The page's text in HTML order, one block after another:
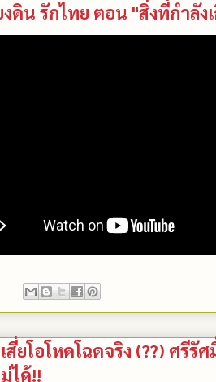
งดิน รักไทย ตอน "สิ่งที่กำลั
สี่ยโอโหดโฉดจริง (??) ศรี
ได้!!